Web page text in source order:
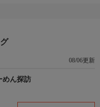
はスリラーナイト六本木
ア〉とは？▽さらにノヴ
】２０２３年
08/06更新
めん探訪